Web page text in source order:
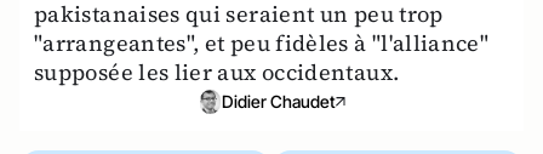
pakistanaises qui seraient un peu trop
"arrangeantes", et peu fidèles à "l'alliance"
supposée les lier aux occidentaux.
Didier Chaudet